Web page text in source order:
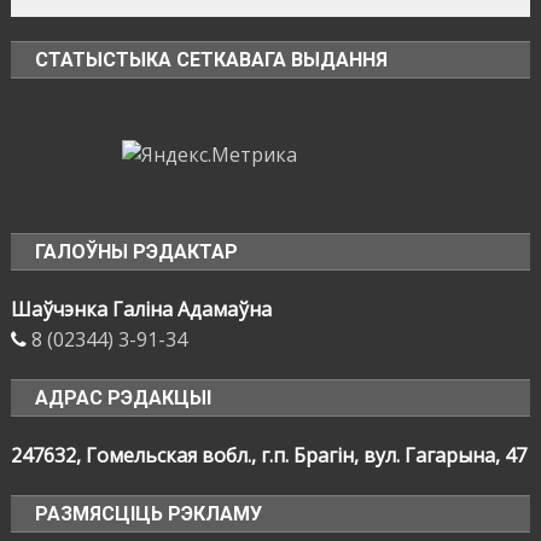
СТАТЫСТЫКА СЕТКАВАГА ВЫДАННЯ
ГАЛОЎНЫ РЭДАКТАР
Шаўчэнка Галіна Адамаўна
8 (02344) 3-91-34
АДРАС РЭДАКЦЫІ
247632, Гомельская вобл., г.п. Брагін, вул. Гагарына, 47
РАЗМЯСЦІЦЬ РЭКЛАМУ